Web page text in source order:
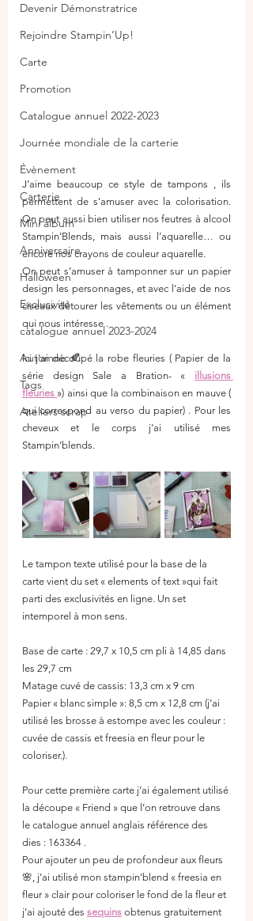
Devenir Démonstratrice
Rejoindre Stampin’Up!
Carte
Promotion
Catalogue annuel 2022-2023
Journée mondiale de la carterie
Évènement
Carterie
Mini album
Anniversaire
Halloween
Exclusivité
catalogue annuel 2023-2024
Automne 🍂
Tags
Ateliers scrap
J’aime beaucoup ce style de tampons , ils
permettent de s’amuser avec la colorisation.
On peut aussi bien utiliser nos feutres à alcool
Stampin’Blends, mais aussi l’aquarelle… ou
encore nos crayons de couleur aquarelle.
On peut s’amuser à tamponner sur un papier
design les personnages, et avec l’aide de nos
ciseaux détourer les vêtements ou un élément
qui nous intéresse .
Ici j’ai découpé la robe fleuries ( Papier de la
série design Sale a Bration- « illusions
fleuries ») ainsi que la combinaison en mauve (
qui correspond au verso du papier) . Pour les
cheveux et le corps j’ai utilisé mes
Stampin’blends.
Le tampon texte utilisé pour la base de la
carte vient du set « elements of text »qui fait
parti des exclusivités en ligne. Un set
intemporel à mon sens.
Base de carte : 29,7 x 10,5 cm pli à 14,85 dans
les 29,7 cm
Matage cuvé de cassis: 13,3 cm x 9 cm
Papier « blanc simple »: 8,5 cm x 12,8 cm (j’ai
utilisé les brosse à estompe avec les couleur :
cuvée de cassis et freesia en fleur pour le
coloriser.).
Pour cette première carte j’ai également utilisé
la découpe « Friend » que l’on retrouve dans
le catalogue annuel anglais référence des
dies : 163364 .
Pour ajouter un peu de profondeur aux fleurs
🌸, j’ai utilisé mon stampin’blend « freesia en
fleur » clair pour coloriser le fond de la fleur et
j’ai ajouté des sequins obtenus gratuitement